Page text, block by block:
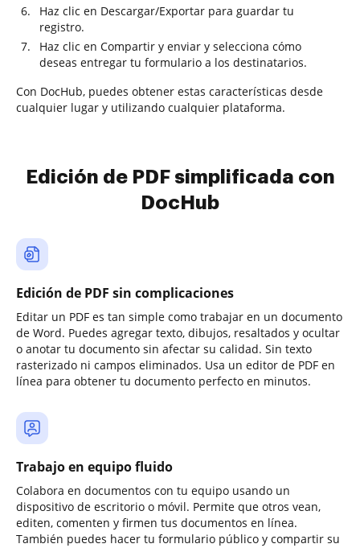
Haz clic en Descargar/Exportar para guardar tu
registro.
Haz clic en Compartir y enviar y selecciona cómo
deseas entregar tu formulario a los destinatarios.
Con DocHub, puedes obtener estas características desde
cualquier lugar y utilizando cualquier plataforma.
Edición de PDF simplificada con
DocHub
Edición de PDF sin complicaciones
Editar un PDF es tan simple como trabajar en un documento
de Word. Puedes agregar texto, dibujos, resaltados y ocultar
o anotar tu documento sin afectar su calidad. Sin texto
rasterizado ni campos eliminados. Usa un editor de PDF en
línea para obtener tu documento perfecto en minutos.
Trabajo en equipo fluido
Colabora en documentos con tu equipo usando un
dispositivo de escritorio o móvil. Permite que otros vean,
editen, comenten y firmen tus documentos en línea.
También puedes hacer tu formulario público y compartir su